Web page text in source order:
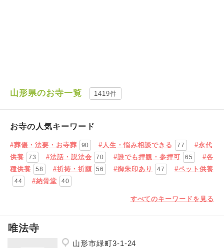
山形県のお寺一覧 1419件
お寺の人気キーワード
#葬儀・法要・お寺葬 90 #人生・悩み相談できる 77
#永代
供養
73 #法話・説法会 70 #誰でも拝観・参拝可 65
#各
種供養
58 #祈祷・祈願 56 #御朱印あり 47 #ペット供養
44 #納骨堂 40
すべてのキーワードを見る
唯法寺
山形市緑町3-1-24